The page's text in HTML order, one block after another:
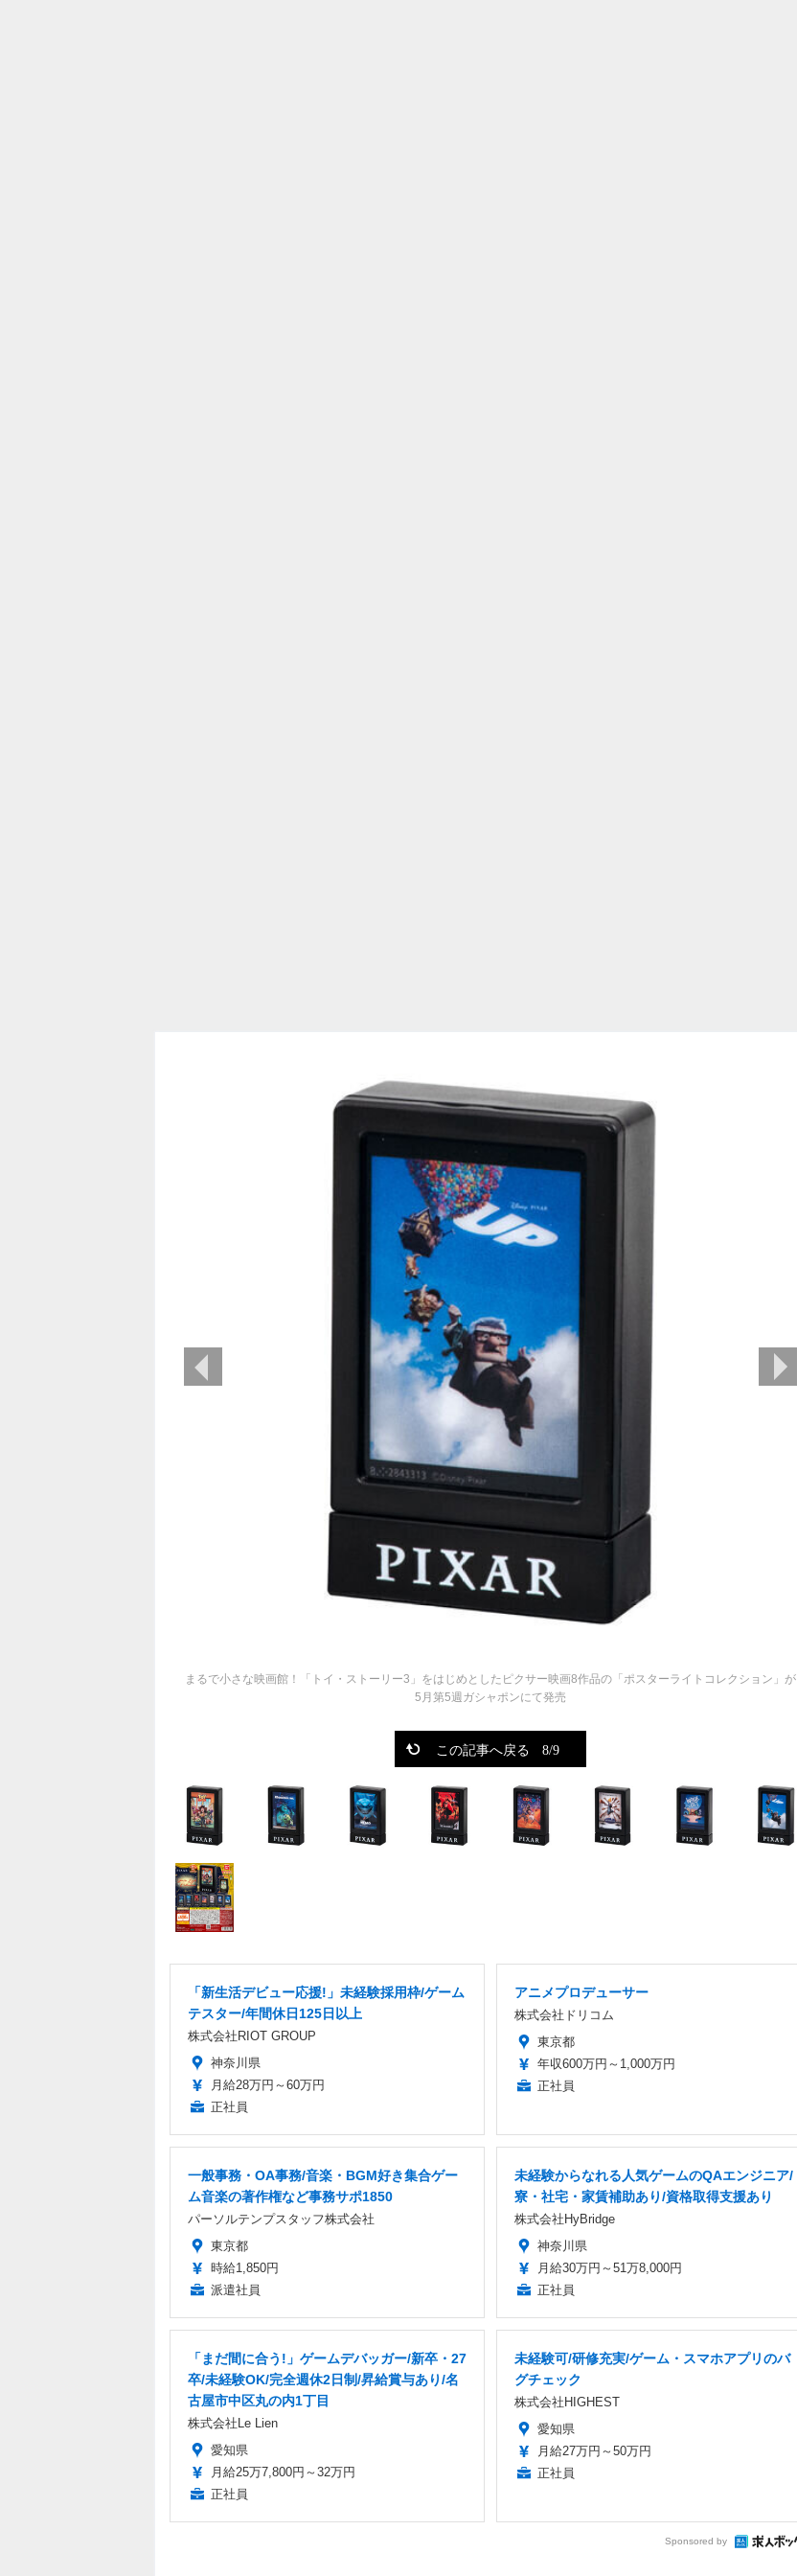
まるで小さな映画館！「トイ・ストーリー3」をはじめとしたピクサー映画8作品の「ポスターライトコレクション」が
5月第5週ガシャポンにて発売
この記事へ戻る 8/9
「新生活デビュー応援!」未経験採用枠/ゲーム
テスター/年間休日125日以上
株式会社RIOT GROUP
神奈川県
月給28万円～60万円
正社員
アニメプロデューサー
株式会社ドリコム
東京都
年収600万円～1,000万円
正社員
一般事務・OA事務/音楽・BGM好き集合ゲー
ム音楽の著作権など事務サポ1850
パーソルテンプスタッフ株式会社
東京都
時給1,850円
派遣社員
未経験からなれる人気ゲームのQAエンジニア/
寮・社宅・家賃補助あり/資格取得支援あり
株式会社HyBridge
神奈川県
月給30万円～51万8,000円
正社員
「まだ間に合う!」ゲームデバッガー/新卒・27
卒/未経験OK/完全週休2日制/昇給賞与あり/名
古屋市中区丸の内1丁目
株式会社Le Lien
愛知県
月給25万7,800円～32万円
正社員
未経験可/研修充実/ゲーム・スマホアプリのバ
グチェック
株式会社HIGHEST
愛知県
月給27万円～50万円
正社員
Sponsored by